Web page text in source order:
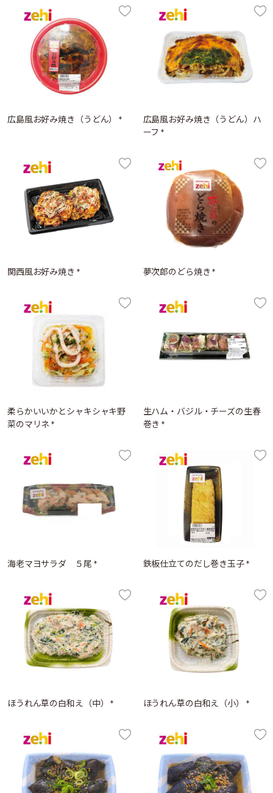
広島風お好み焼き（うどん） *
広島風お好み焼き（うどん）ハ
ーフ *
関西風お好み焼き * 夢次郎のどら焼き *
柔らかいいかとシャキシャキ野
菜のマリネ *
生ハム・バジル・チーズの生春
巻き *
海老マヨサラダ ５尾 * 鉄板仕立てのだし巻き玉子 *
ほうれん草の白和え（中） * ほうれん草の白和え（小） *